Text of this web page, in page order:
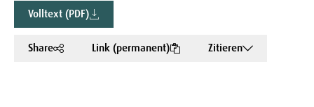
Volltext (PDF)
Share Link (permanent) Zitieren